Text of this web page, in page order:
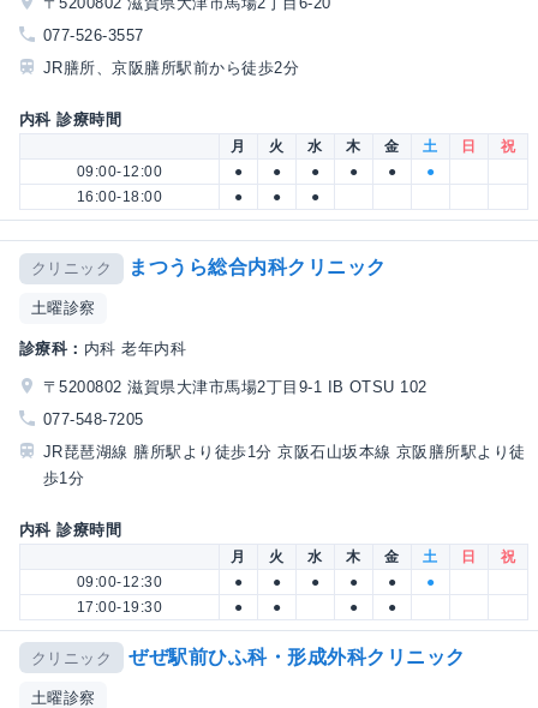
077-526-3557
JR膳所、京阪膳所駅前から徒歩2分
内科 診療時間
月 火 水 木 金 土 日
祝
09:00-12:00
● ● ● ● ●
●
16:00-18:00
● ● ●
クリニック まつうら総合内科クリニック
土曜診察
診療科： 内科 老年内科
〒5200802 滋賀県大津市馬場2丁目9-1 IB OTSU 102
077-548-7205
JR琵琶湖線 膳所駅より徒歩1分 京阪石山坂本線 京阪膳所駅より徒
歩1分
内科 診療時間
月 火 水 木 金 土 日
祝
09:00-12:30
● ● ● ● ●
●
17:00-19:30
● ● ● ●
クリニック ぜぜ駅前ひふ科・形成外科クリニック
土曜診察